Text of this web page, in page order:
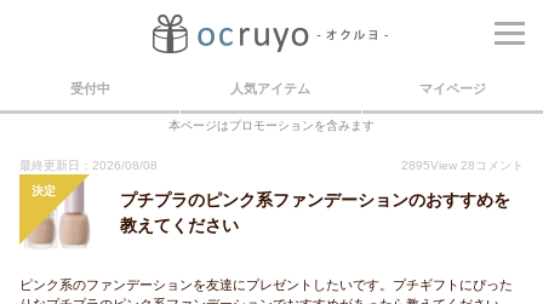
受付中 人気アイテム マイページ
本ページはプロモーションを含みます
最終更新日：2026/08/08 2895View 28 コメント
決定
プチプラのピンク系ファンデーションのおすすめを
教えてください
ピンク系のファンデーションを友達にプレゼントしたいです。プチギフトにぴった